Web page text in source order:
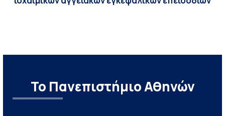
Το Πανεπιστήμιο Αθηνών